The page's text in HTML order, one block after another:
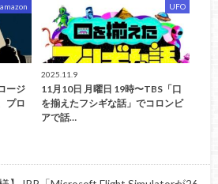
amazon
ージ
プロ
UFO
2025.11.9
11月10日 月曜日 19時〜TBS「口
を揃えたフシギな話」でコロンビ
アで話…